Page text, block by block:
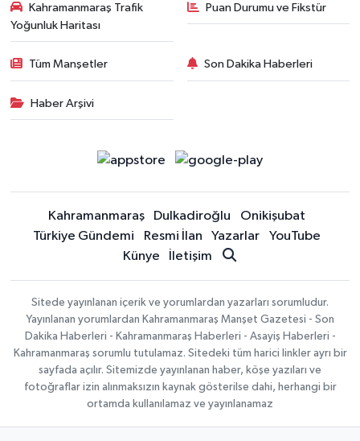
Kahramanmaraş Trafik
Yoğunluk Haritası
Puan Durumu ve Fikstür
Tüm Manşetler Son Dakika Haberleri
Haber Arşivi
Kahramanmaraş Dulkadiroğlu
Onikişubat
Türkiye Gündemi
Resmi İlan Yazarlar
YouTube
Künye
İletişim
Sitede yayınlanan içerik ve yorumlardan yazarları sorumludur.
Yayınlanan yorumlardan Kahramanmaraş Manşet Gazetesi - Son
Dakika Haberleri - Kahramanmaraş Haberleri - Asayiş Haberleri -
Kahramanmaraş sorumlu tutulamaz. Sitedeki tüm harici linkler ayrı bir
sayfada açılır. Sitemizde yayınlanan haber, köşe yazıları ve
fotoğraflar izin alınmaksızın kaynak gösterilse dahi, herhangi bir
ortamda kullanılamaz ve yayınlanamaz